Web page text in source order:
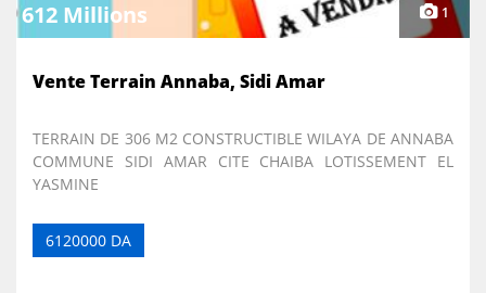
612 Millions 1
Vente Terrain Annaba, Sidi Amar
TERRAIN DE 306 M2 CONSTRUCTIBLE WILAYA DE ANNABA
COMMUNE SIDI AMAR CITE CHAIBA LOTISSEMENT EL
YASMINE
6120000 DA